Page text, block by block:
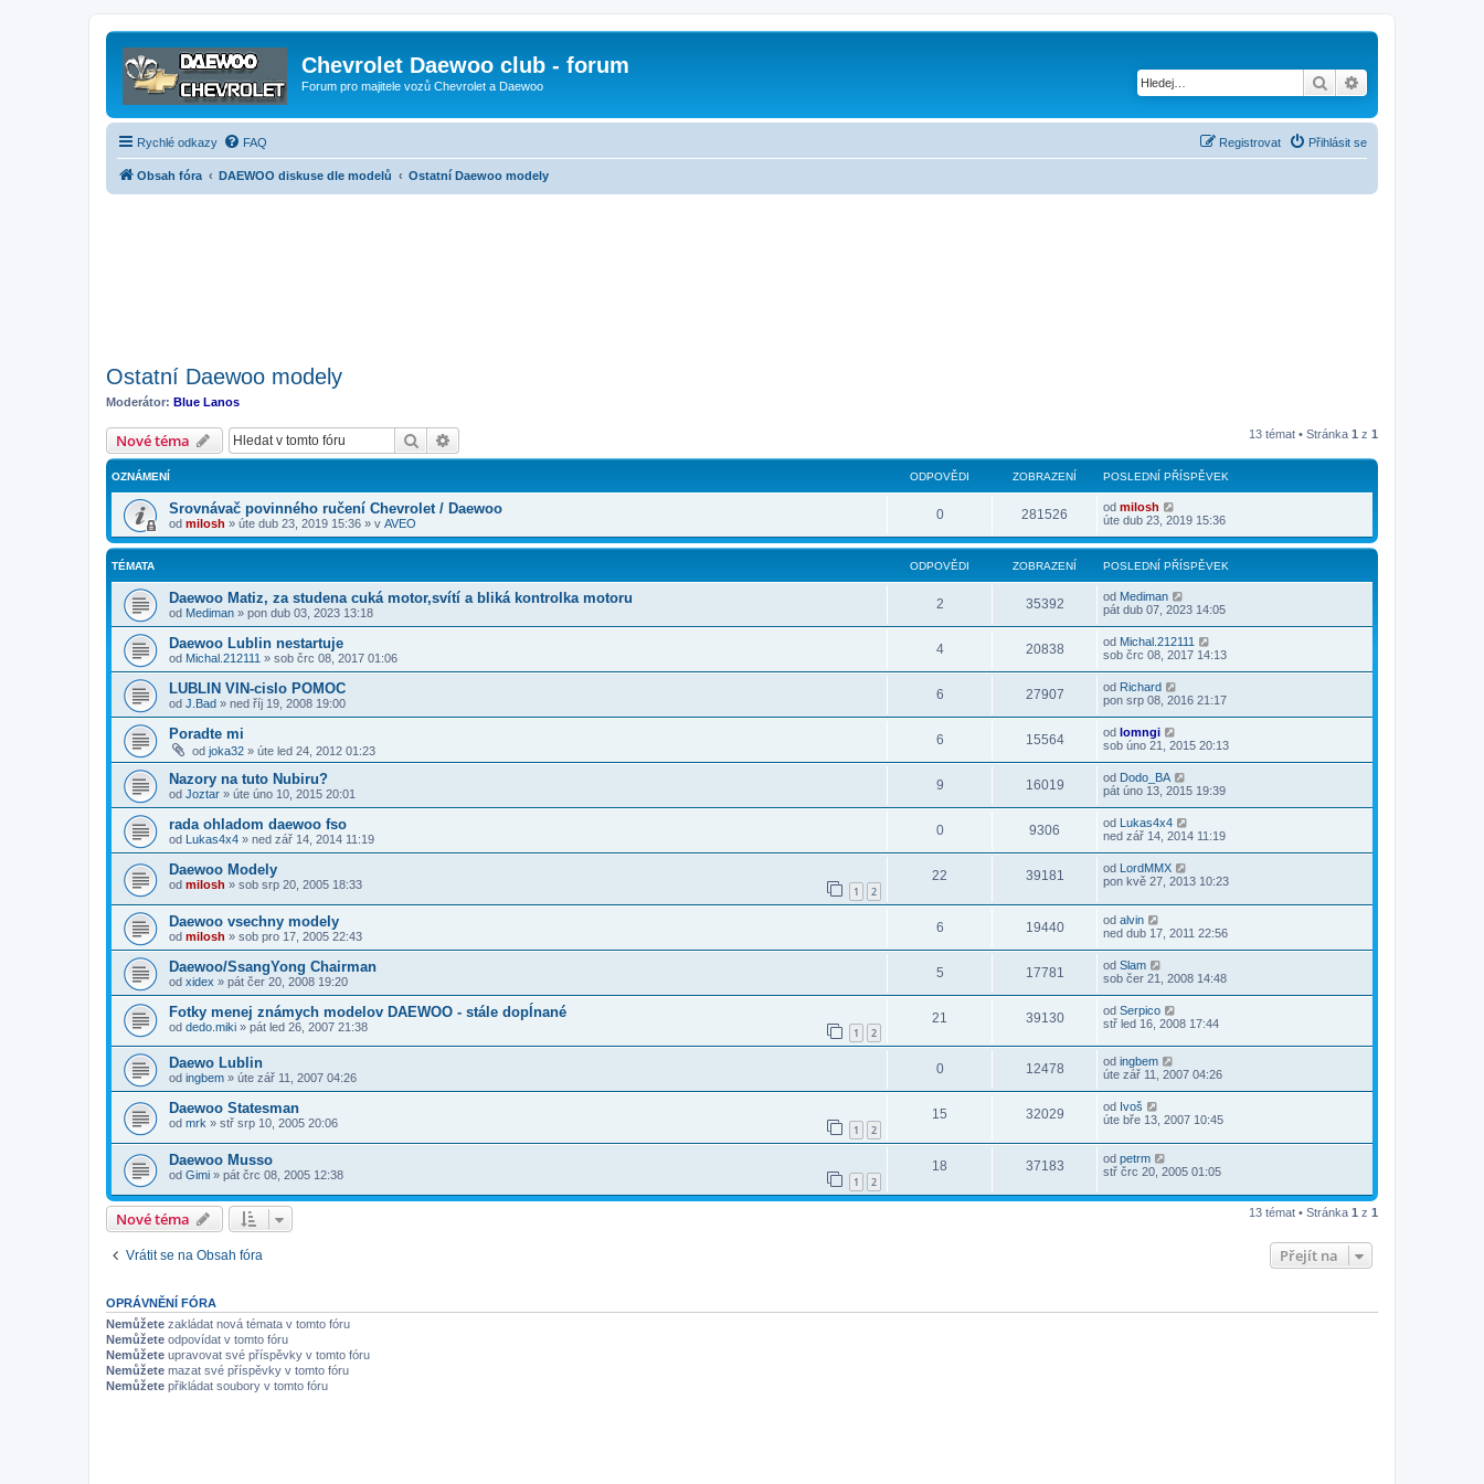
Chevrolet Daewoo club - forum
Forum pro majitele vozů Chevrolet a Daewoo Hledat
Rychlé odkazy FAQ Přihlásit se
Registrovat
Obsah fóra DAEWOO diskuse dle modelů Ostatní Daewoo modely
Ostatní Daewoo modely
Moderátor: Blue Lanos
Nové téma Hledat 13 témat • Stránka 1 z 1
OZNÁMENÍ ODPOVĚDI ZOBRAZENÍ POSLEDNÍ PŘÍSPĚVEK
Srovnávač povinného ručení Chevrolet / Daewoo
od milosh » úte dub 23, 2019 15:36 » v AVEO
0 281526 od milosh
úte dub 23, 2019 15:36
TÉMATA ODPOVĚDI ZOBRAZENÍ POSLEDNÍ PŘÍSPĚVEK
Daewoo Matiz, za studena cuká motor,svítí a bliká kontrolka motoru
od Mediman » pon dub 03, 2023 13:18
2 35392 od Mediman
pát dub 07, 2023 14:05
Daewoo Lublin nestartuje
od Michal.212111 » sob črc 08, 2017 01:06
4 20838 od Michal.212111
sob črc 08, 2017 14:13
LUBLIN VIN-cislo POMOC
od J.Bad » ned říj 19, 2008 19:00
6 27907 od Richard
pon srp 08, 2016 21:17
Poradte mi
od joka32 » úte led 24, 2012 01:23
6 15564 od lomngi
sob úno 21, 2015 20:13
Nazory na tuto Nubiru?
od Joztar » úte úno 10, 2015 20:01
9 16019 od Dodo_BA
pát úno 13, 2015 19:39
rada ohladom daewoo fso
od Lukas4x4 » ned zář 14, 2014 11:19
0 9306 od Lukas4x4
ned zář 14, 2014 11:19
Daewoo Modely
od milosh » sob srp 20, 2005 18:33 1 2
22 39181 od LordMMX
pon kvě 27, 2013 10:23
Daewoo vsechny modely
od milosh » sob pro 17, 2005 22:43
6 19440 od alvin
ned dub 17, 2011 22:56
Daewoo/SsangYong Chairman
od xidex » pát čer 20, 2008 19:20
5 17781 od Slam
sob čer 21, 2008 14:48
Fotky menej známych modelov DAEWOO - stále dopĺnané
od dedo.miki » pát led 26, 2007 21:38 1 2
21 39130 od Serpico
stř led 16, 2008 17:44
Daewo Lublin
od ingbem » úte zář 11, 2007 04:26
0 12478 od ingbem
úte zář 11, 2007 04:26
Daewoo Statesman
od mrk » stř srp 10, 2005 20:06 1 2
15 32029 od Ivoš
úte bře 13, 2007 10:45
Daewoo Musso
od Gimi » pát črc 08, 2005 12:38 1 2
18 37183 od petrm
stř črc 20, 2005 01:05
Nové téma 13 témat • Stránka 1 z 1
Vrátit se na Obsah fóra Přejít na
OPRÁVNĚNÍ FÓRA
Nemůžete zakládat nová témata v tomto fóru
Nemůžete odpovídat v tomto fóru
Nemůžete upravovat své příspěvky v tomto fóru
Nemůžete mazat své příspěvky v tomto fóru
Nemůžete přikládat soubory v tomto fóru